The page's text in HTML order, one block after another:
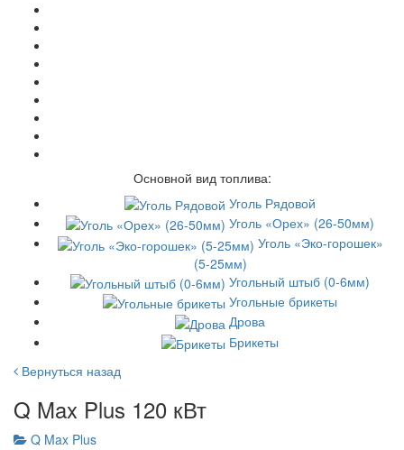
Основной вид топлива:
Уголь Рядовой
Уголь «Орех» (26-50мм)
Уголь «Эко-горошек»
(5-25мм)
Угольный штыб (0-6мм)
Угольные брикеты
Дрова
Брикеты
Вернуться назад
Q Max Plus 120 кВт
Q Max Plus